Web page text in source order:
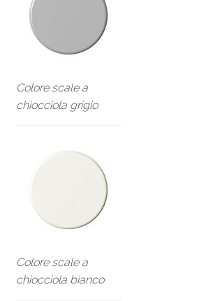
Colore scale a
chiocciola grigio
Colore scale a
chiocciola bianco